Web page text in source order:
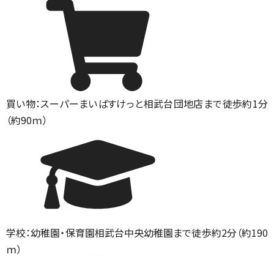
買い物：スーパー まいばすけっと相武台団地店まで徒歩約1分
（約90ｍ）
学校：幼稚園・保育園相武台中央幼稚園まで徒歩約2分（約190
ｍ）